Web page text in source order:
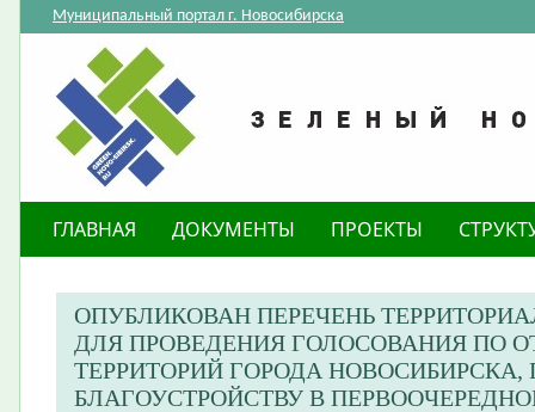
Муниципальный портал г. Новосибирска
ГЛАВНАЯ ДОКУМЕНТЫ ПРОЕКТЫ
ОПУБЛИКОВАН ПЕРЕЧЕНЬ
ДЛЯ ПРОВЕДЕНИЯ ГОЛОСОВАНИЯ ПО
ТЕРРИТОРИЙ ГОРОДА
БЛАГОУСТРОЙСТВУ В